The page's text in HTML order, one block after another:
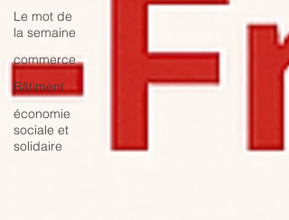
Le mot de
la semaine
commerce
Bâtiment
économie
sociale et
solidaire